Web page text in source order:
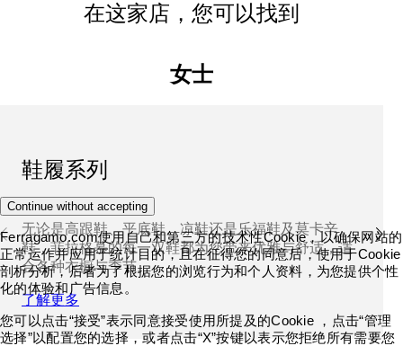
在这家店，您可以找到
女士
鞋履系列
无论是高跟鞋、平底鞋、凉鞋还是乐福鞋及莫卡辛
鞋，菲拉格慕的每一双鞋都为您带来优雅与舒适，适
合各种衣橱与季节。
了解更多
Continue without accepting
Ferragamo.com使用自己和第三方的技术性Cookie，以确保网站的
正常运作并应用于统计目的，且在征得您的同意后，使用于Cookie
剖析分析，后者为了根据您的浏览行为和个人资料，为您提供个性
化的体验和广告信息。
您可以点击“接受”表示同意接受使用所提及的Cookie ，点击“管理
选择”以配置您的选择，或者点击“X”按键以表示您拒绝所有需要您